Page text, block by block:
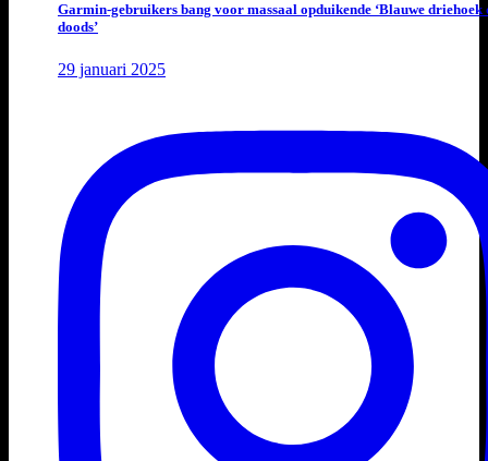
Garmin-gebruikers bang voor massaal opduikende ‘Blauwe driehoek
doods’
29 januari 2025